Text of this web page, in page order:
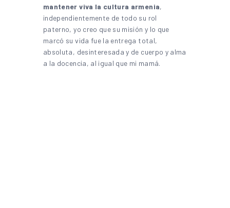
mantener viva la cultura armenia,
independientemente de todo su rol
paterno, yo creo que su misión y lo que
marcó su vida fue la entrega total,
absoluta, desinteresada y de cuerpo y alma
a la docencia, al igual que mi mamá.